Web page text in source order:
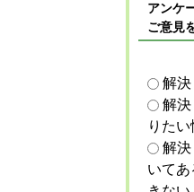
アンケ
ご意見
解
解
りた
解
いて